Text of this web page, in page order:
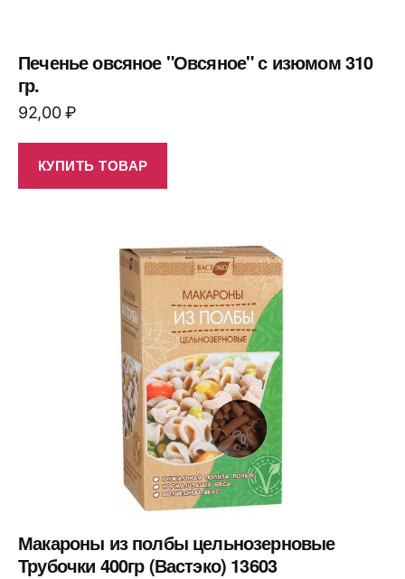
Печенье овсяное "Овсяное" с изюмом 310
гр.
92,00₽
КУПИТЬ ТОВАР
Макароны из полбы цельнозерновые
Трубочки 400гр (Вастэко) 13603